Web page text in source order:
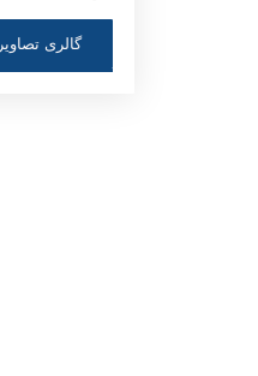
گالری تصاویر